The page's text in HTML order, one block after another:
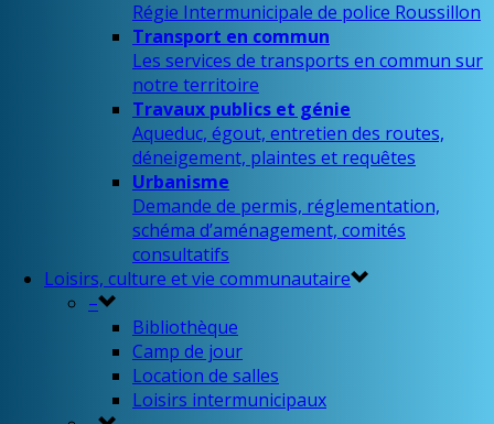
Régie Intermunicipale de police Roussillon
Transport en commun
Les services de transports en commun sur
notre territoire
Travaux publics et génie
Aqueduc, égout, entretien des routes,
déneigement, plaintes et requêtes
Urbanisme
Demande de permis, réglementation,
schéma d’aménagement, comités
consultatifs
Loisirs, culture et vie communautaire
–
Bibliothèque
Camp de jour
Location de salles
Loisirs intermunicipaux